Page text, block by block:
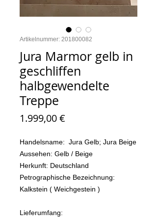
Artikelnummer: 201800082
Jura Marmor gelb in
geschliffen
halbgewendelte
Treppe
1.999,00 €
Handelsname: Jura Gelb; Jura Beige
Aussehen: Gelb / Beige
Herkunft: Deutschland
Petrographische Bezeichnung:
Kalkstein ( Weichgestein )
Lieferumfang: